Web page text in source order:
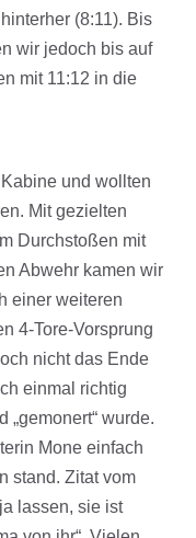
(8:11). Bis
wir jedoch bis auf
mit 11:12 in die
und wollten
Mit gezielten
Durchstoßen mit
Abwehr kamen wir
einer weiteren
4-Tore-Vorsprung
nicht das Ende
einmal richtig
„gemonert“ wurde.
Mone einfach
stand. Zitat vom
lassen, sie ist